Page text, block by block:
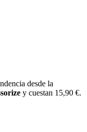
desde la
y cuestan 15,90 €.